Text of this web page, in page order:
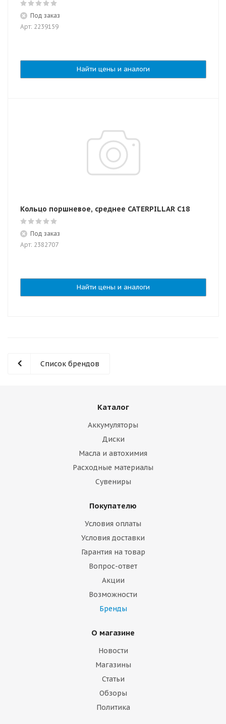
Под заказ
Арт: 2239159
Найти цены и аналоги
Кольцо поршневое, среднее CATERPILLAR C18
Под заказ
Арт: 2382707
Найти цены и аналоги
Список брендов
Каталог
Аккумуляторы
Диски
Масла и автохимия
Расходные материалы
Сувениры
Покупателю
Условия оплаты
Условия доставки
Гарантия на товар
Вопрос-ответ
Акции
Возможности
Бренды
О магазине
Новости
Магазины
Статьи
Обзоры
Политика